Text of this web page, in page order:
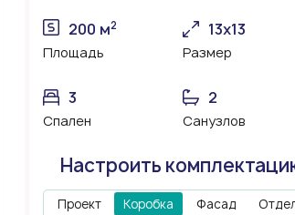
200 м2
Площадь
13х13
Размер
3
Спален
2
Санузлов
Настроить
Проект Коробка Фасад